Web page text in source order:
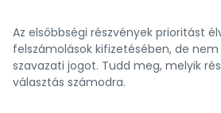
Az elsőbbségi részvények prioritást
felszámolások kifizetésében, de
szavazati jogot. Tudd meg, melyik
választás számodra.